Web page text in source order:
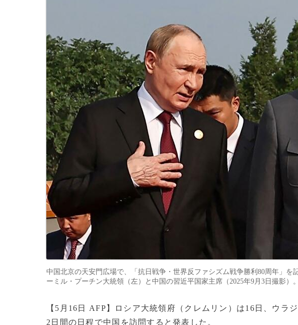
中国北京の天安門広場で、「抗日戦争・世界反ファシズム戦争勝利80周年」を
ーミル・プーチン大統領（左）と中国の習近平国家主席（2025年9月3日撮影）
【5月16日 AFP】ロシア大統領府（クレムリン）は16日、ウラ
2日間の日程で中国を訪問すると発表した。